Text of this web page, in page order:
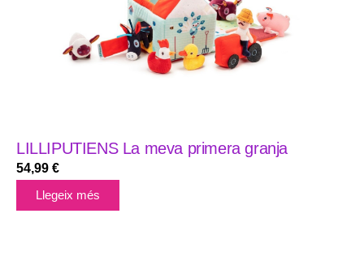
LILLIPUTIENS La meva primera granja
54,99 €
Llegeix més